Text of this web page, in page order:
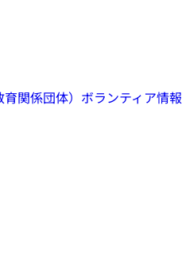
関係団体） ボランティア情報